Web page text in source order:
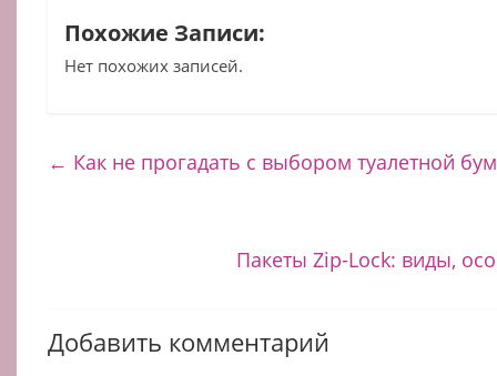
Похожие Записи:
Нет похожих записей.
← Как не прогадать с выбором туалетной
Пакеты Zip-Lock: виды,
Добавить комментарий